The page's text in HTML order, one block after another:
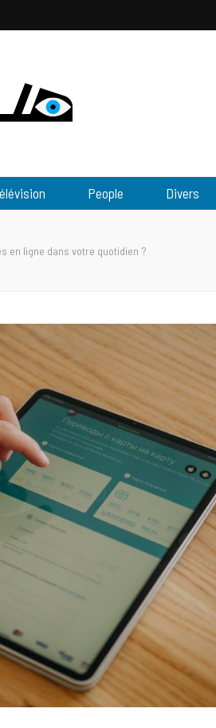
People Divers
en ligne dans votre quotidien ?